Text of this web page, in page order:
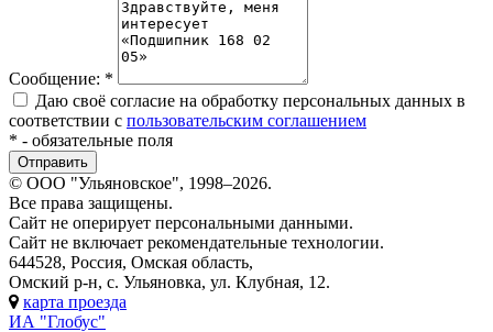
Сообщение: *
Даю своё согласие на обработку персональных данных в
соответствии с пользовательским соглашением
* - обязательные поля
© ООО "Ульяновское", 1998–2026.
Все права защищены.
Сайт не оперирует персональными данными.
Сайт не включает рекомендательные технологии.
644528, Россия, Омская область,
Омский р-н, с. Ульяновка, ул. Клубная, 12.
карта проезда
ИА "Глобус"